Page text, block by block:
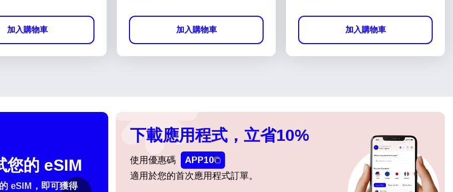
加入購物車 加入購物車 加入購物車
您的 eSIM
eSIM，即可獲得
下載應用程式，立省10%
使用優惠碼
APP10
適用於您的首次應用程式訂單。